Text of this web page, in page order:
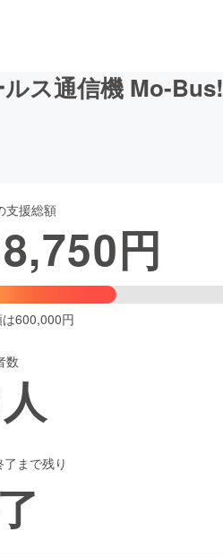
ファッション
ア
ス通信機 Mo-Bus!
支援総額
円
600,000円
数
人
まで残り